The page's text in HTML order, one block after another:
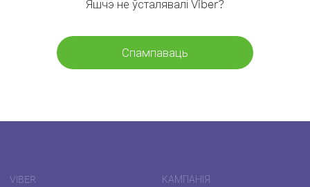
Яшчэ не ўсталявалі Viber?
Спампаваць
VIBER КАМПАНІЯ